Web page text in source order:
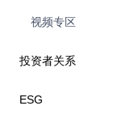
视频专区
投资者关系
ESG